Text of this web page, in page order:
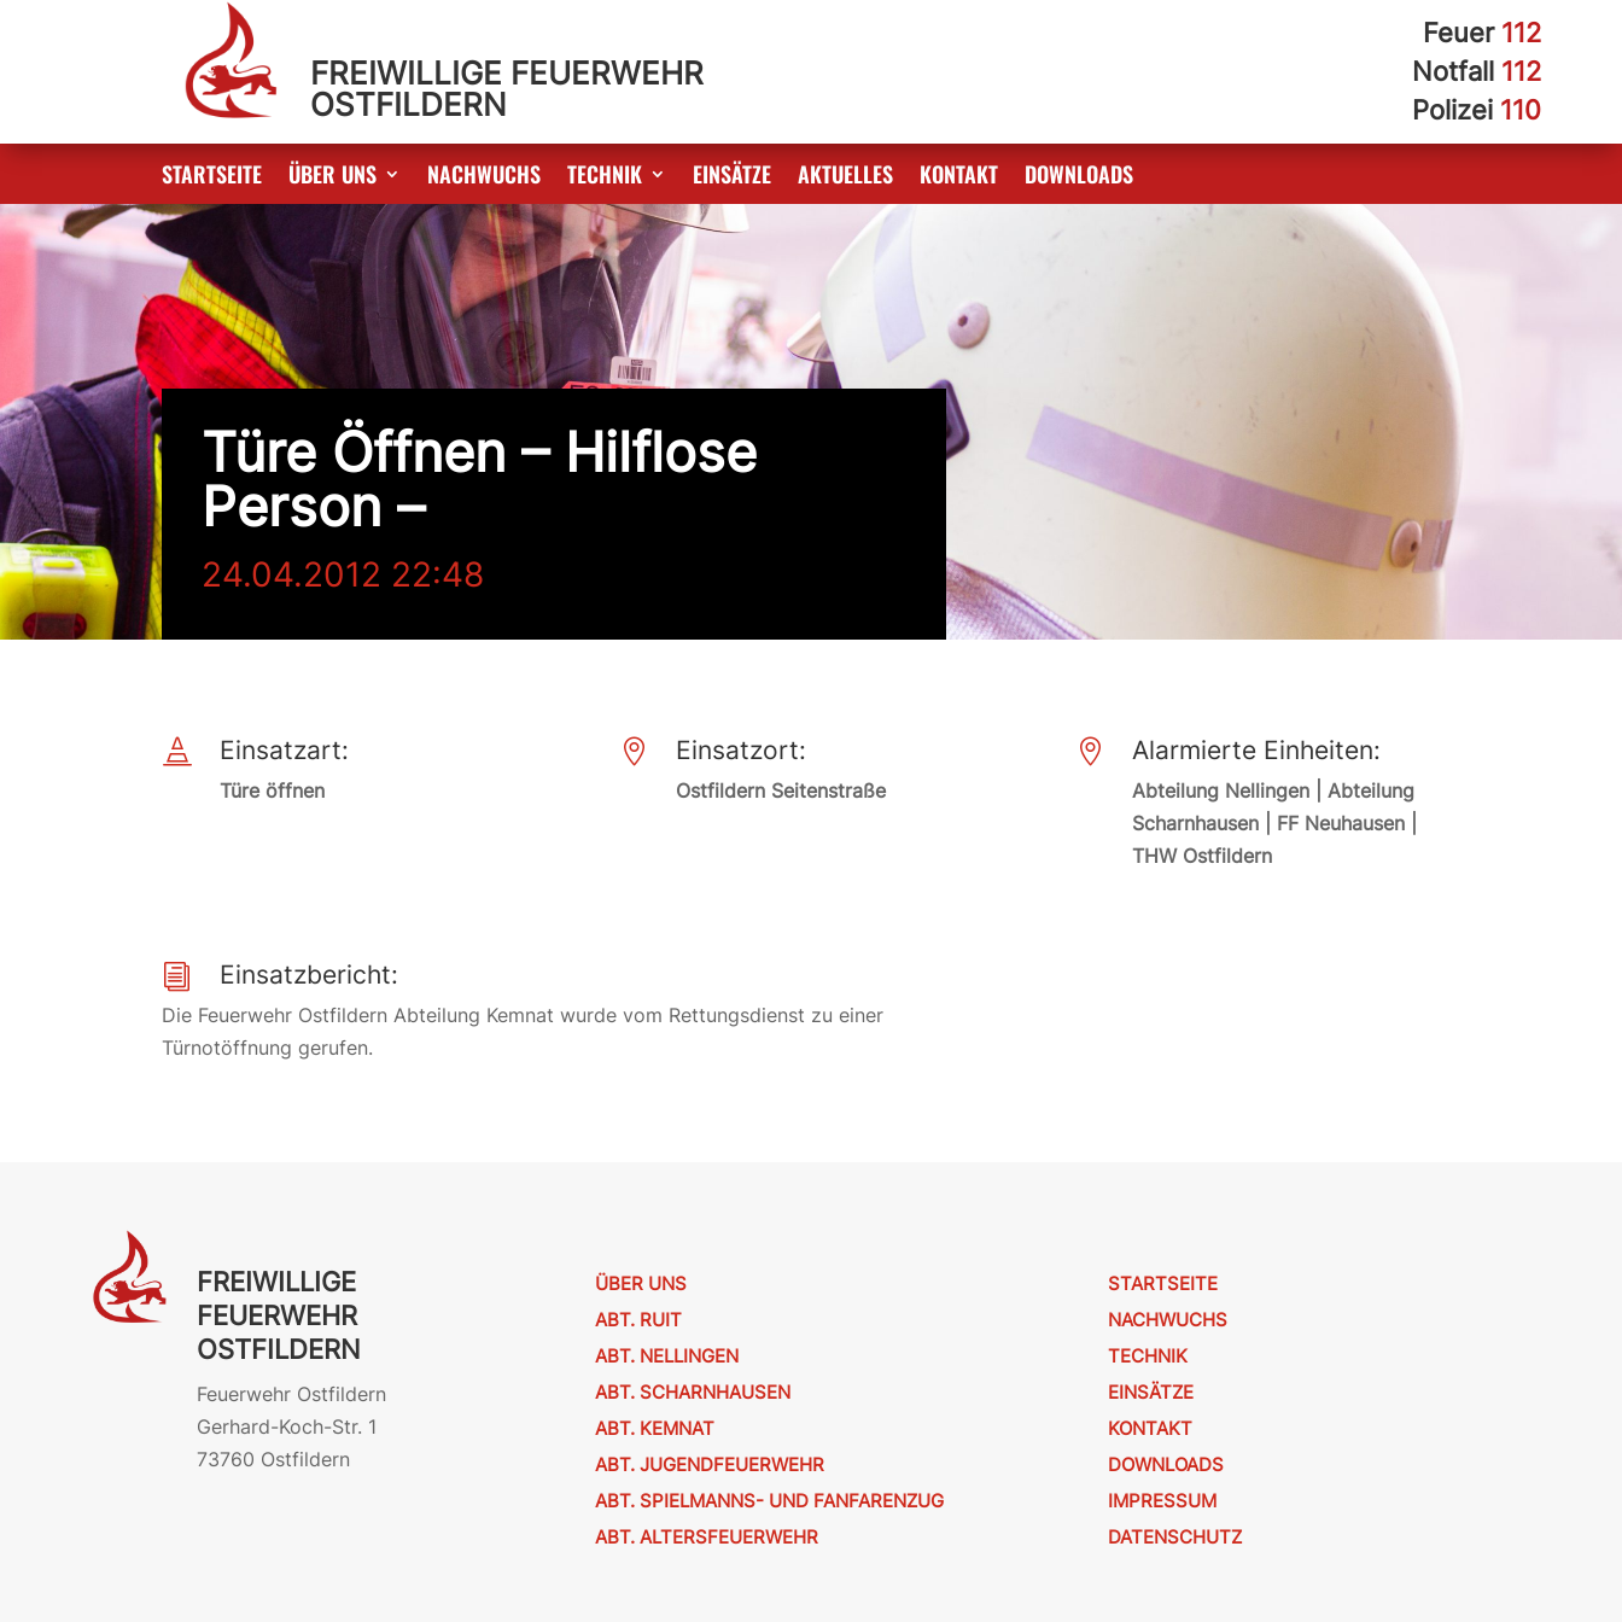
FREIWILLIGE FEUERWEHR
OSTFILDERN
Feuer 112
Notfall 112
Polizei 110
STARTSEITE ÜBER UNS NACHWUCHS TECHNIK EINSÄTZE AKTUELLES KONTAKT DOWNLOADS
Türe Öffnen – Hilflose
Person –
24.04.2012 22:48
 Einsatzart:
Türe öffnen
 Einsatzort:
Ostfildern Seitenstraße
 Alarmierte Einheiten:
Abteilung Nellingen | Abteilung
Scharnhausen | FF Neuhausen |
THW Ostfildern
i Einsatzbericht:
Die Feuerwehr Ostfildern Abteilung Kemnat wurde vom Rettungsdienst zu einer
Türnotöffnung gerufen.
FREIWILLIGE
FEUERWEHR
OSTFILDERN
Feuerwehr Ostfildern
Gerhard-Koch-Str. 1
73760 Ostfildern
ÜBER UNS
ABT. RUIT
ABT. NELLINGEN
ABT. SCHARNHAUSEN
ABT. KEMNAT
ABT. JUGENDFEUERWEHR
ABT. SPIELMANNS- UND FANFARENZUG
ABT. ALTERSFEUERWEHR
STARTSEITE
NACHWUCHS
TECHNIK
EINSÄTZE
KONTAKT
DOWNLOADS
IMPRESSUM
DATENSCHUTZ